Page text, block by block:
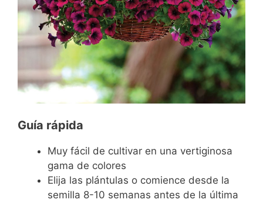
Guía rápida
Muy fácil de cultivar en una vertiginosa
gama de colores
Elija las plántulas o comience desde la
semilla 8-10 semanas antes de la última